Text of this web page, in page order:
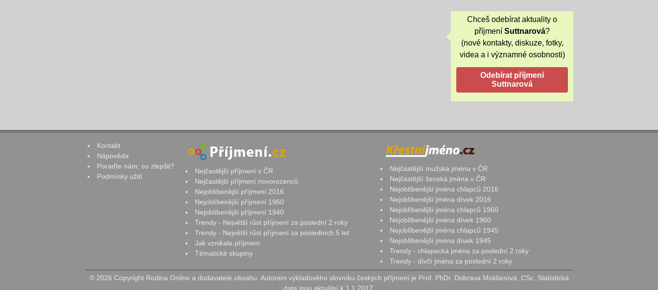
Chceš odebírat aktuality o
příjmení Suttnarová?
(nové kontakty, diskuze, fotky,
videa a i významné osobnosti)
Kontakt
Nápověda
Poraďte nám, co zlepšit?
Podmínky užití
Nejčastější příjmení v ČR
Nejčastější příjmení novorozenců
Nejoblíbenější příjmení 2016
Nejoblíbenější příjmení 1960
Nejoblíbenější příjmení 1940
Trendy - Největší růst příjmení za poslední 2 roky
Trendy - Největší růst příjmení za posledních 5 let
Jak vznikala příjmení
Tématické skupiny
Nejčastější mužská jména v ČR
Nejčastější ženská jména v ČR
Nejoblíbenější jména chlapců 2016
Nejoblíbenější jména dívek 2016
Nejoblíbenější jména chlapců 1960
Nejoblíbenější jména dívek 1960
Nejoblíbenější jména chlapců 1945
Nejoblíbenější jména dívek 1945
Trendy - chlapecká jména za poslední 2 roky
Trendy - dívčí jména za poslední 2 roky
© 2026 Copyright Rodina Online a dodavatelé obsahu. Autorem výkladového slovníku českých příjmení je Prof. PhDr. Dobrava Moldanová, CSc. Statistická
data jsou aktuální k 1.1.2017.